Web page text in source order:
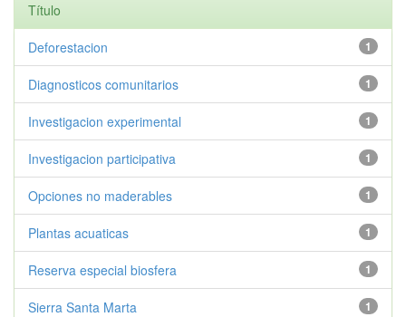
Título
1
Deforestacion
1
Diagnosticos comunitarios
1
Investigacion experimental
1
Investigacion participativa
1
Opciones no maderables
1
Plantas acuaticas
1
Reserva especial biosfera
1
Sierra Santa Marta